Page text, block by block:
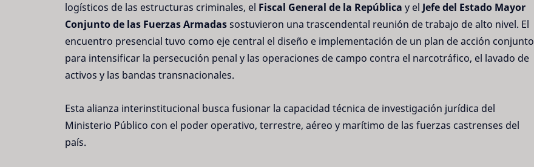
logísticos de las estructuras criminales, el Fiscal General de la República y el Jefe del Estado Mayor
Conjunto de las Fuerzas Armadassostuvieron una trascendental reunión de trabajo de alto nivel. El
encuentro presencial tuvo como eje central el diseño e implementación de un plan de acción conjunto
para intensificar la persecución penal y las operaciones de campo contra el narcotráfico, el lavado de
activos y las bandas transnacionales.
Esta alianza interinstitucional busca fusionar la capacidad técnica de investigación jurídica del
Ministerio Público con el poder operativo, terrestre, aéreo y marítimo de las fuerzas castrenses del
país.